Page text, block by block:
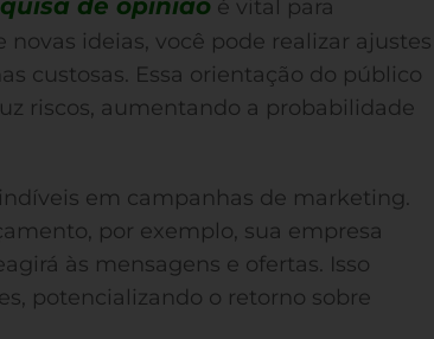
de opinião é vital para
ideias, você pode realizar ajustes
custosas. Essa orientação do público
riscos, aumentando a probabilidade
em campanhas de marketing.
por exemplo, sua empresa
às mensagens e ofertas. Isso
potencializando o retorno sobre